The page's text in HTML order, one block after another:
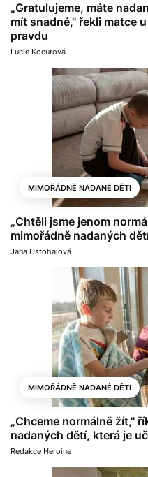
„Gratulujeme, máte
mít snadné," řekli matce
pravdu
Lucie Kocurová
MIMOŘÁDNĚ NADANÉ DĚTI
„Chtěli jsme jenom
mimořádně nadaných
Jana Ustohalová
MIMOŘÁDNĚ NADANÉ DĚTI
„Chceme normálně žít,"
nadaných dětí, která je
Redakce Heroine